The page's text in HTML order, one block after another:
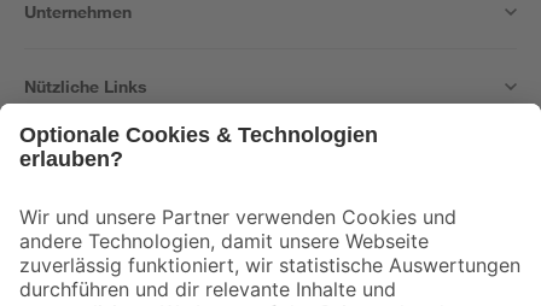
Unternehmen
Nützliche Links
Der toom Newsletter: Keine Angebote und Aktionen mehr verpassen!
Zur Newsletter Anmeldung